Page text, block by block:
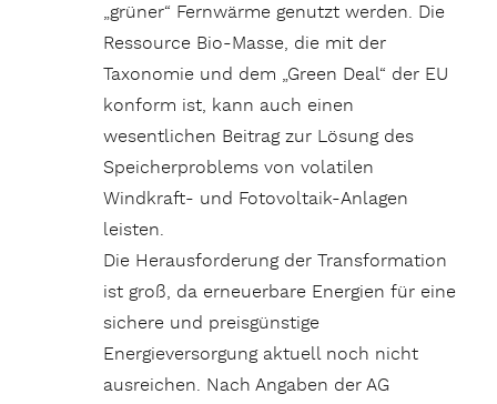
„grüner“ Fernwärme genutzt werden. Die
Ressource Bio-Masse, die mit der
Taxonomie und dem „Green Deal“ der EU
konform ist, kann auch einen
wesentlichen Beitrag zur Lösung des
Speicherproblems von volatilen
Windkraft- und Fotovoltaik-Anlagen
leisten.
Die Herausforderung der Transformation
ist groß, da erneuerbare Energien für eine
sichere und preisgünstige
Energieversorgung aktuell noch nicht
ausreichen. Nach Angaben der AG